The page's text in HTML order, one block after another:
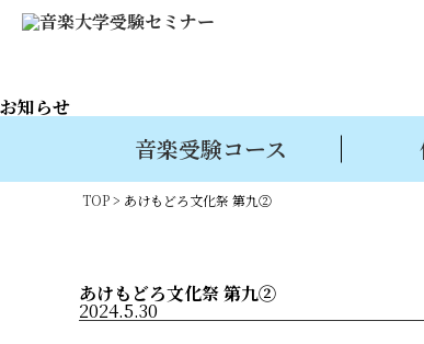
お知らせ
音楽受験コース
TOP> あけもどろ文化祭 第九②
あけもどろ文化祭 第九②
2024.5.30